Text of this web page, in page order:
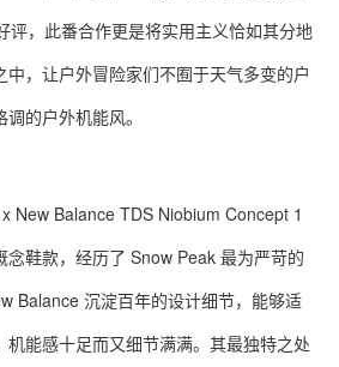
科 技
评，此番合作更是将实用主义恰如其分地
，让户外冒险家们不囿于天气多变的户
的户外机能风。
New Balance TDS Niobium Concept 1
鞋款，经历了 Snow Peak 最为严苛的
Balance 沉淀百年的设计细节，能够适
机能感十足而又细节满满。其最独特之处